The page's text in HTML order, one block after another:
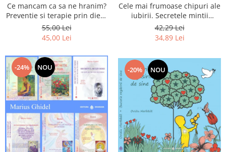
Ce mancam ca sa ne hranim?
Preventie si terapie prin dieta
in bolile cardiovasculare si in
diabetul zaharat
55,00 Lei
45,00 Lei
Cele mai frumoase chipuri ale
iubirii. Secretele mintii
omenesti in opera marelui
initiat, Rumi
42,29 Lei
34,89 Lei
-24% NOU -20% NOU